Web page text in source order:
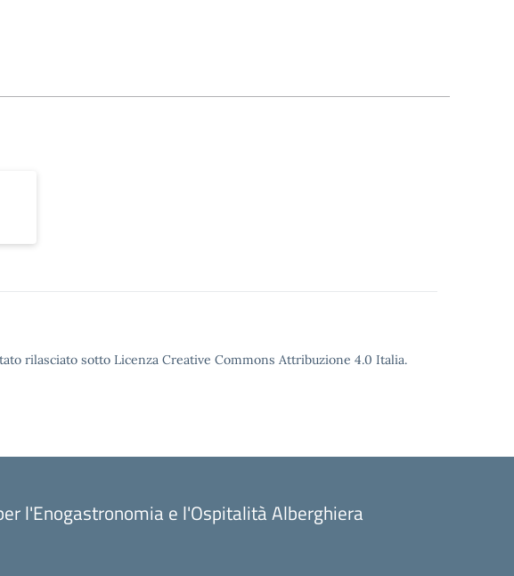
rilasciato sotto Licenza Creative Commons Attribuzione 4.0 Italia.
l'Enogastronomia e l'Ospitalità Alberghiera